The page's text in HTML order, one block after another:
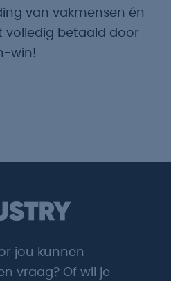
van vakmensen én
volledig betaald door
win!
jou kunnen
vraag? Of wil je